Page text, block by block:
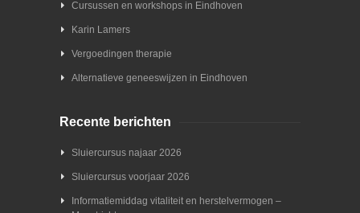
Cursussen en workshops in Eindhoven
Karin Lamers
Vergoedingen therapie
Alternatieve geneeswijzen in Eindhoven
Recente berichten
Sluiercursus najaar 2026
Sluiercursus voorjaar 2026
Informatiemiddag vitaliteit en herstelvermogen –